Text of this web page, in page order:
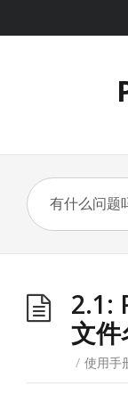
2.1:
文件
/ 使用手